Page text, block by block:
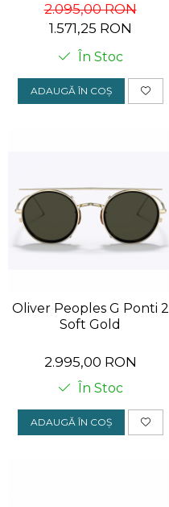
2.095,00 RON
1.571,25 RON
În Stoc
ADAUGĂ ÎN COȘ
Oliver Peoples G Ponti 2
Soft Gold
2.995,00 RON
În Stoc
ADAUGĂ ÎN COȘ